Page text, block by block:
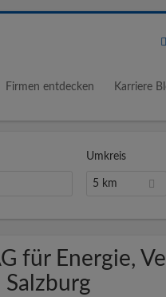
Firmen entdecken Karriere
Umkreis
5 km
für Energie,